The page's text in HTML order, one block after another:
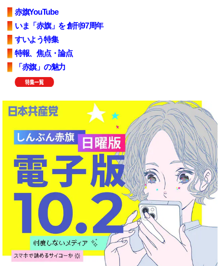
赤旗YouTube
いま「赤旗」を 創刊97周年
すいよう特集
特報、焦点・論点
「赤旗」の魅力